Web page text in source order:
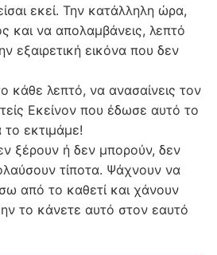
εκεί. Την κατάλληλη ώρα,
και να απολαμβάνεις, λεπτό
εξαιρετική εικόνα που δεν
κάθε λεπτό, να ανασαίνεις τον
Εκείνον που έδωσε αυτό το
εκτιμάμε!
ξέρουν ή δεν μπορούν, δεν
τίποτα. Ψάχνουν να
από το καθετί και χάνουν
το κάνετε αυτό στον εαυτό